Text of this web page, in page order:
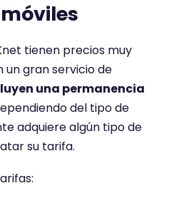
tienen precios muy
gran servicio de
una permanencia
del tipo de
adquiere algún tipo de
su tarifa.